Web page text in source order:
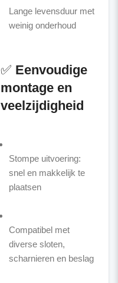
Lange levensduur met
weinig onderhoud
✅ Eenvoudige
montage en
veelzijdigheid
Stompe uitvoering:
snel en makkelijk te
plaatsen
Compatibel met
diverse sloten,
scharnieren en beslag